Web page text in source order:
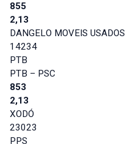
855
2,13
DANGELO MOVEIS USADOS
14234
PTB
PTB – PSC
853
2,13
XODÓ
23023
PPS